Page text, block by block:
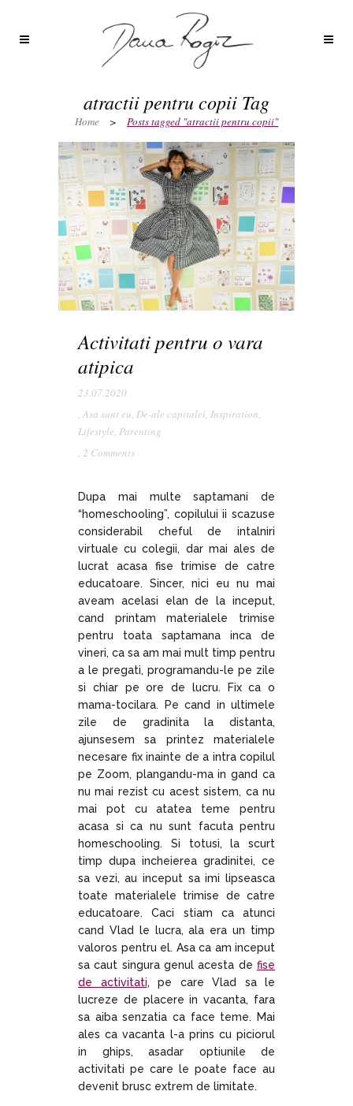
atractii pentru copii Tag
Home > Posts tagged "atractii pentru copii"
Activitati pentru o vara
atipica
23.07.2020
, Asa sunt eu, De-ale capitalei, Inspiration,
Lifestyle, Parenting
, 2 Comments
Dupa mai multe saptamani de
“homeschooling”, copilului ii scazuse
considerabil cheful de intalniri
virtuale cu colegii, dar mai ales de
lucrat acasa fise trimise de catre
educatoare. Sincer, nici eu nu mai
aveam acelasi elan de la inceput,
cand printam materialele trimise
pentru toata saptamana inca de
vineri, ca sa am mai mult timp pentru
a le pregati, programandu-le pe zile
si chiar pe ore de lucru. Fix ca o
mama-tocilara. Pe cand in ultimele
zile de gradinita la distanta,
ajunsesem sa printez materialele
necesare fix inainte de a intra copilul
pe Zoom, plangandu-ma in gand ca
nu mai rezist cu acest sistem, ca nu
mai pot cu atatea teme pentru
acasa si ca nu sunt facuta pentru
homeschooling. Si totusi, la scurt
timp dupa incheierea gradinitei, ce
sa vezi, au inceput sa imi lipseasca
toate materialele trimise de catre
educatoare. Caci stiam ca atunci
cand Vlad le lucra, ala era un timp
valoros pentru el. Asa ca am inceput
sa caut singura genul acesta de fise
de activitati, pe care Vlad sa le
lucreze de placere in vacanta, fara
sa aiba senzatia ca face teme. Mai
ales ca vacanta l-a prins cu piciorul
in ghips, asadar optiunile de
activitati pe care le poate face au
devenit brusc extrem de limitate.